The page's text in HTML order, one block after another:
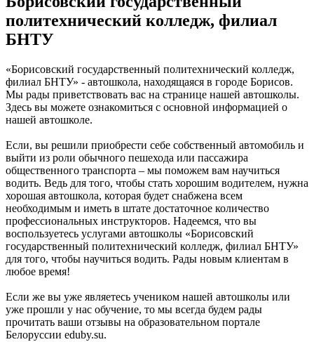
политехнический колледж, филиал
БНТУ
«Борисовский государственный политехнический колледж,
филиал БНТУ» - автошкола, находящаяся в городе Борисов.
Мы рады приветствовать вас на странице нашей автошколы.
Здесь вы можете ознакомиться с основной информацией о
нашей автошколе.
Если, вы решили приобрести себе собственный автомобиль и
выйти из роли обычного пешехода или пассажира
общественного транспорта – мы поможем вам научиться
водить. Ведь для того, чтобы стать хорошим водителем, нужна
хорошая автошкола, которая будет снабжена всем
необходимым и иметь в штате достаточное количество
профессиональных инструкторов. Надеемся, что вы
воспользуетесь услугами автошколы «Борисовский
государственный политехнический колледж, филиал БНТУ»
для того, чтобы научиться водить. Рады новым клиентам в
любое время!
Если же вы уже являетесь учеником нашей автошколы или
уже прошли у нас обучение, то мы всегда будем рады
прочитать ваши отзывы на образовательном портале
Белоруссии eduby.su.